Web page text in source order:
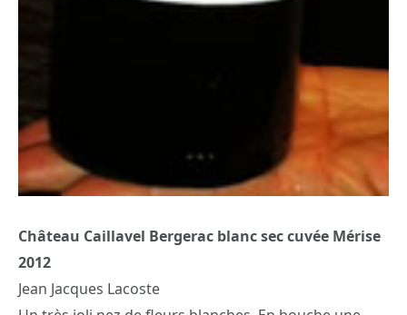
Château Caillavel Bergerac blanc sec cuvée Mérise
2012
Jean Jacques Lacoste